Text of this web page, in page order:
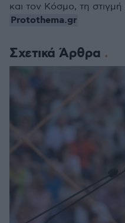
Σχετικά Άρθρα
και τον Κόσμο, τη
Protothema.gr